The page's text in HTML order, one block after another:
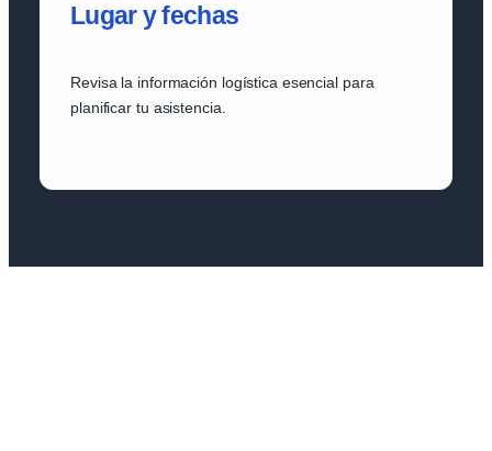
Lugar y fechas
Revisa la información logística esencial para
planificar tu asistencia.